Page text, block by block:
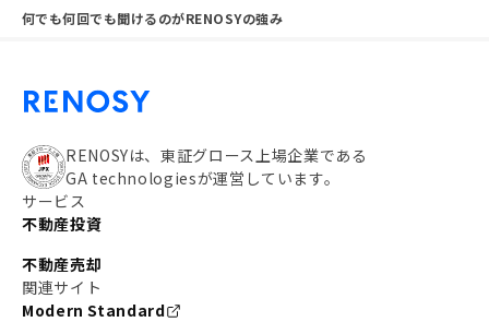
何でも何回でも聞けるのがRENOSYの強み
RENOSYは、東証グロース上場企業である
GA technologiesが運営しています。
サービス
不動産投資
不動産売却
関連サイト
Modern Standard